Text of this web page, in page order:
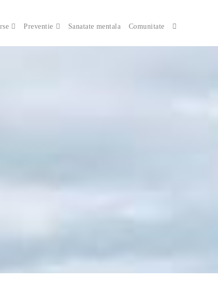
Preventie Sanatate mentala Comunitate